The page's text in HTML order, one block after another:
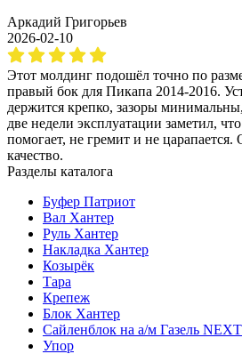
Аркадий Григорьев
2026-02-10
Этот молдинг подошёл точно по
правый бок для Пикапа 2014-2016.
держится крепко, зазоры
две недели эксплуатации заметил,
помогает, не гремит и не царапается.
качество.
Разделы каталога
Буфер Патриот
Вал Хантер
Руль Хантер
Накладка Хантер
Козырёк
Тара
Крепеж
Блок Хантер
Сайленблок на а/м Газель NEXT
Упор